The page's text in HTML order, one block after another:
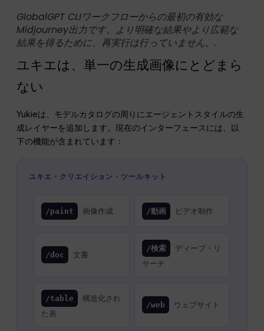
GlobalGPT CLIワークフローからの最初の有効な
Midjourney出力です。より明確な結果やより広範な
結果を得るために、再実行は行っていません。.
ユキエは、単一の生成画像にとどまら
ない
Yukieは、モデルカタログの周りにエージェントスタイルの生
成レイヤーを追加します。現在のインターフェースには、以
下の機能が含まれています：
ユキエ・クリエイション・ツールキット
/paint 画像作成 /動画 ビデオ制作
/doc 文書
/検索
ディープ・リ
サーチ
/table
構造化され
た表
/web ウェブサイト